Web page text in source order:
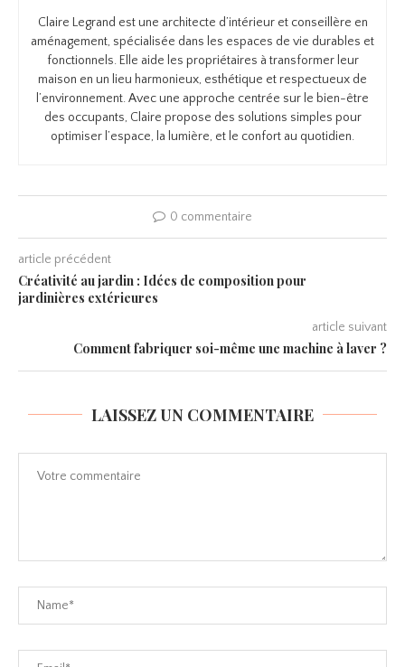
Claire Legrand est une architecte d’intérieur et conseillère en
aménagement, spécialisée dans les espaces de vie durables et
fonctionnels. Elle aide les propriétaires à transformer leur
maison en un lieu harmonieux, esthétique et respectueux de
l’environnement. Avec une approche centrée sur le bien-être
des occupants, Claire propose des solutions simples pour
optimiser l’espace, la lumière, et le confort au quotidien.
0 commentaire
article précédent
Créativité au jardin : Idées de composition pour
jardinières extérieures
article suivant
Comment fabriquer soi-même une machine à laver ?
LAISSEZ UN COMMENTAIRE